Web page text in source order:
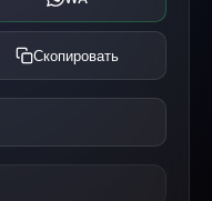
Скопировать